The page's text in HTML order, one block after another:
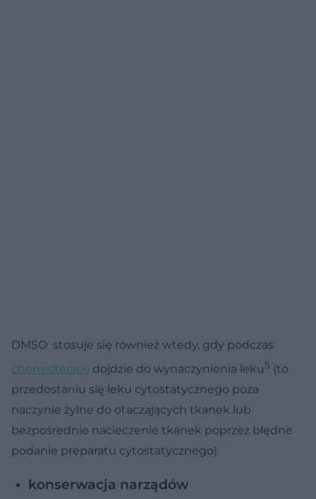
DMSO stosuje się również wtedy, gdy podczas
chemioterapii dojdzie do wynaczynienia leku5 (to
przedostaniu się leku cytostatycznego poza
naczynie żylne do otaczających tkanek lub
bezpośrednie nacieczenie tkanek poprzez błędne
podanie preparatu cytostatycznego).
konserwacja narządów